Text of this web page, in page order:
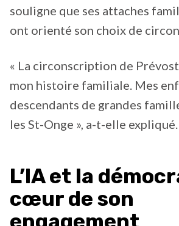
souligne que ses attaches
ont orienté son choix de
« La circonscription de
mon histoire familiale. Mes
descendants de grandes
les St-Onge », a-t-elle expliqué.
L’IA et la
cœur de son